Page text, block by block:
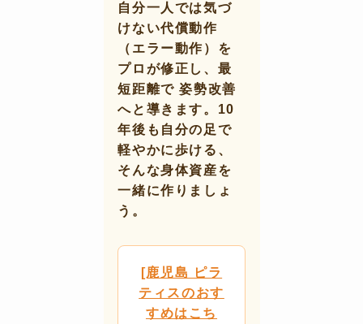
自分一人では気づ
けない代償動作
（エラー動作）を
プロが修正し、最
短距離で姿勢改善
へと導きます。10
年後も自分の足で
軽やかに歩ける、
そんな身体資産を
一緒に作りましょ
う。
[鹿児島 ピラ
ティスのおす
すめはこち